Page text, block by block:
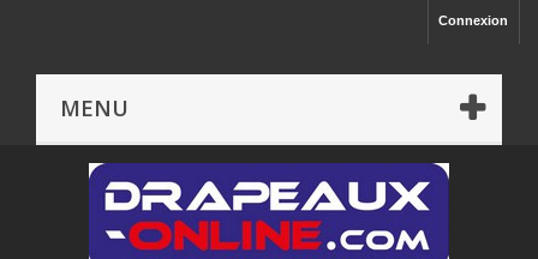
Connexion
MENU